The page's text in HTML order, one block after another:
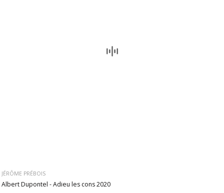
JÉRÔME PRÉBOIS
Albert Dupontel - Adieu les cons 2020